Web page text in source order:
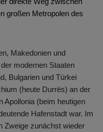
großen Metropolen des
Makedonien und
modernen Staaten
Bulgarien und Türkei
(heute Durrës) an der
Apollonia (beim heutigen
Hafenstadt war. Im
Zweige zunächst wieder